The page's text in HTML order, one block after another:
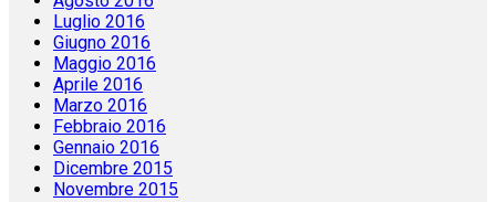
Luglio 2016
Giugno 2016
Maggio 2016
Aprile 2016
Marzo 2016
Febbraio 2016
Gennaio 2016
Dicembre 2015
Novembre 2015